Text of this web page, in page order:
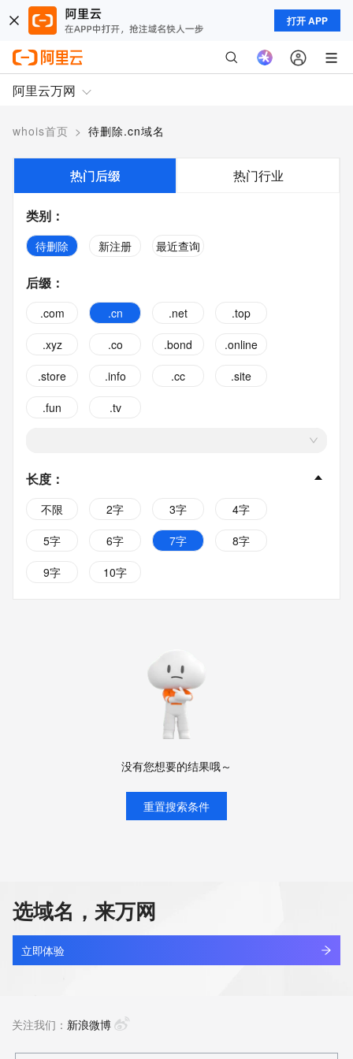
打开 APP
阿里云万网
whois首页 > 待删除.cn域名
热门后缀 热门行业
类别 ：
待删除 新注册 最近查询
后缀 ：
.com .cn .net
.top
.xyz
.co .bond
.online
.store
.info .cc
.site
.fun
.tv
长度 ：
不限 2字 3字
4字
5字
6字 7字
8字
9字
10字
没有您想要的结果哦～
重置搜索条件
选域名，来万网
立即体验
关注我们： 新浪微博